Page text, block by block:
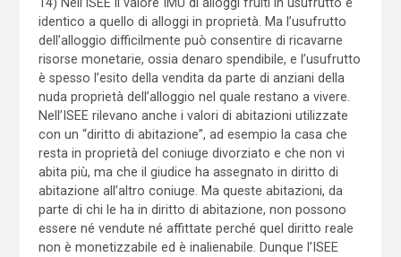
identico a quello di alloggi in proprietà. Ma l’usufrutto
dell’alloggio difficilmente può consentire di ricavarne
risorse monetarie, ossia denaro spendibile, e l’usufrutto
è spesso l’esito della vendita da parte di anziani della
nuda proprietà dell’alloggio nel quale restano a vivere.
Nell’ISEE rilevano anche i valori di abitazioni utilizzate
con un “diritto di abitazione”, ad esempio la casa che
resta in proprietà del coniuge divorziato e che non vi
abita più, ma che il giudice ha assegnato in diritto di
abitazione all’altro coniuge. Ma queste abitazioni, da
parte di chi le ha in diritto di abitazione, non possono
essere né vendute né affittate perché quel diritto reale
non è monetizzabile ed è inalienabile. Dunque l’ISEE